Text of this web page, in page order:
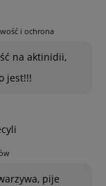
i ochrona
na aktinidii,
jest!!!
pije